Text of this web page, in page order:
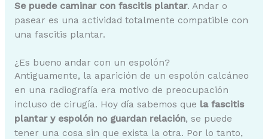
Se puede caminar con fascitis plantar. Andar o
pasear es una actividad totalmente compatible con
una fascitis plantar.
¿Es bueno andar con un espolón?
Antiguamente, la aparición de un espolón calcáneo
en una radiografía era motivo de preocupación
incluso de cirugía. Hoy día sabemos que la fascitis
plantar y espolón no guardan relación, se puede
tener una cosa sin que exista la otra. Por lo tanto,